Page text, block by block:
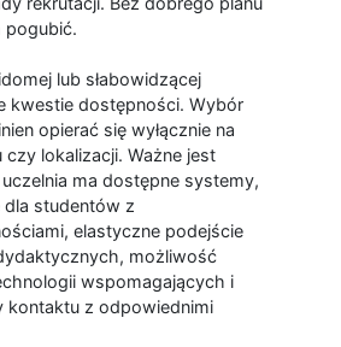
pogubić.
lub słabowidzącej
kwestie dostępności. Wybór
opierać się wyłącznie na
czy lokalizacji. Ważne jest
ma dostępne systemy,
studentów z
elastyczne podejście
możliwość
wspomagających i
kontaktu z odpowiednimi